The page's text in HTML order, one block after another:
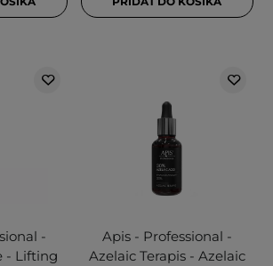
-
- Lifting
Apis - Professional -
Azelaic Terapis - Azelaic